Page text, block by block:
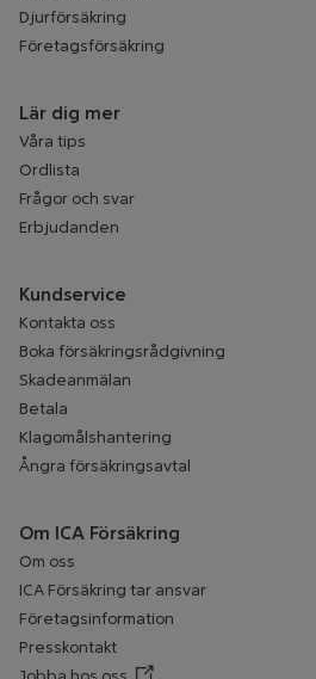
Djurförsäkring
Företagsförsäkring
Lär dig mer
Våra tips
Ordlista
Frågor och svar
Erbjudanden
Kundservice
Kontakta oss
Boka försäkringsrådgivning
Skadeanmälan
Betala
Klagomålshantering
Ångra försäkringsavtal
Om ICA Försäkring
Om oss
ICA Försäkring tar ansvar
Företagsinformation
Presskontakt